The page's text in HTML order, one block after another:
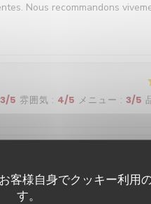
客様自身でクッキー利用
す。
Nous recommandons
3/5 雰囲気 : 4/5 メニュー : 3/5
5 /5 雰囲気 : /5 メニュー : 5/5